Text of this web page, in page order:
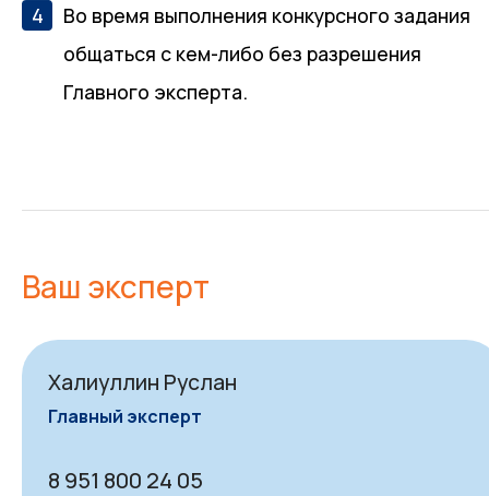
Во время выполнения конкурсного задания
общаться с кем-либо без разрешения
Главного эксперта.
Ваш эксперт
Халиуллин Руслан
Главный эксперт
8 951 800 24 05